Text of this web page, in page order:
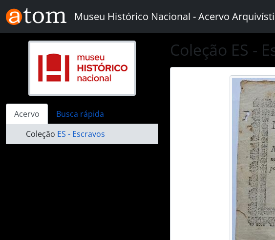
Skip to main content
Museu Histórico Nacional - Acervo
Acervo
Busca rápida
Coleção ES - Escravos
Coleção ES -